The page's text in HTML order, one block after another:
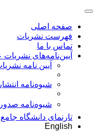
صفحه اصلی
فهرست نشریات
تماس با ما
آیین‌نامه‌های
آیین نامه
شیوه‌نامه
شیوهنامه
تارنمای دانشگاه
English